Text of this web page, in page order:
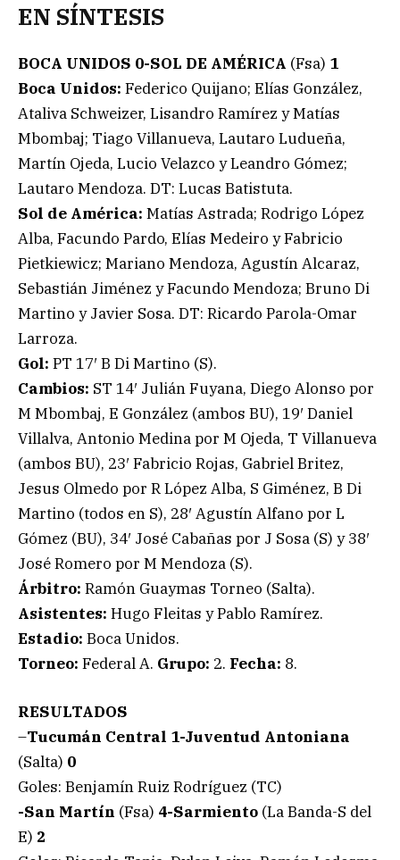
EN SÍNTESIS
BOCA UNIDOS 0-SOL DE AMÉRICA (Fsa) 1
Boca Unidos: Federico Quijano; Elías González,
Ataliva Schweizer, Lisandro Ramírez y Matías
Mbombaj; Tiago Villanueva, Lautaro Ludueña,
Martín Ojeda, Lucio Velazco y Leandro Gómez;
Lautaro Mendoza. DT: Lucas Batistuta.
Sol de América: Matías Astrada; Rodrigo López
Alba, Facundo Pardo, Elías Medeiro y Fabricio
Pietkiewicz; Mariano Mendoza, Agustín Alcaraz,
Sebastián Jiménez y Facundo Mendoza; Bruno Di
Martino y Javier Sosa. DT: Ricardo Parola-Omar
Larroza.
Gol: PT 17′ B Di Martino (S).
Cambios: ST 14′ Julián Fuyana, Diego Alonso por
M Mbombaj, E González (ambos BU), 19′ Daniel
Villalva, Antonio Medina por M Ojeda, T Villanueva
(ambos BU), 23′ Fabricio Rojas, Gabriel Britez,
Jesus Olmedo por R López Alba, S Giménez, B Di
Martino (todos en S), 28′ Agustín Alfano por L
Gómez (BU), 34′ José Cabañas por J Sosa (S) y 38′
José Romero por M Mendoza (S).
Árbitro: Ramón Guaymas Torneo (Salta).
Asistentes: Hugo Fleitas y Pablo Ramírez.
Estadio: Boca Unidos.
Torneo: Federal A. Grupo: 2. Fecha: 8.
RESULTADOS
–Tucumán Central 1-Juventud Antoniana
(Salta) 0
Goles: Benjamín Ruiz Rodríguez (TC)
-San Martín (Fsa) 4-Sarmiento (La Banda-S del
E) 2